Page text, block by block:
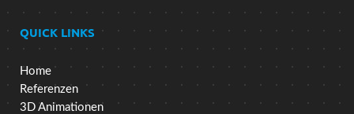
QUICK LINKS
Home
Referenzen
3D Animationen